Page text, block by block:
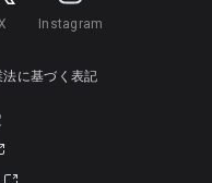
Instagram
法に基づく表記